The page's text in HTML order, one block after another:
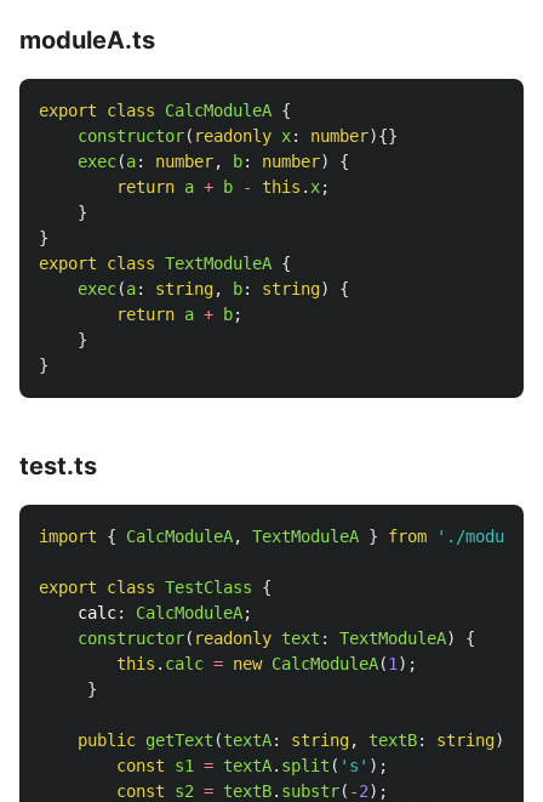
moduleA.ts
export class CalcModuleA {
constructor( readonly x: number){}
exec(a: number, b: number)
{
return a + b - this . x;
}
}
export
class TextModuleA {
exec(a: string, b: string)
{
return a + b;
}
}
test.ts
import { CalcModuleA, TextModuleA } from ' ./moduleA
export class TestClass
{
calc: CalcModuleA;
constructor( readonly text : TextModuleA)
{
this . calc = new CalcModuleA(1 );
}
public getText (textA: string, textB: string)
const
s1 = textA. split ( ' s ' );
const
s2 = textB. substr( -2);